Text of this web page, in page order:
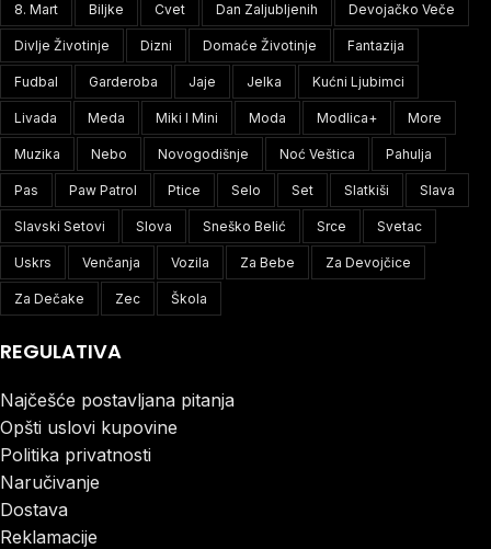
8. Mart Biljke Cvet Dan Zaljubljenih Devojačko Veče
Divlje Životinje Dizni Domaće Životinje Fantazija
Fudbal Garderoba Jaje Jelka Kućni Ljubimci
Livada Meda Miki I Mini Moda Modlica+ More
Muzika Nebo Novogodišnje Noć Veštica Pahulja
Pas Paw Patrol Ptice Selo Set Slatkiši Slava
Slavski Setovi Slova Sneško Belić Srce Svetac
Uskrs Venčanja Vozila Za Bebe Za Devojčice
Za Dečake Zec Škola
REGULATIVA
Najčešće postavljana pitanja
Opšti uslovi kupovine
Politika privatnosti
Naručivanje
Dostava
Reklamacije